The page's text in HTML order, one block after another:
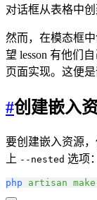
对话框从表格中创
然而，在模态框
望 lesson 有他们
页面实现。这便是
#创建嵌入
要创建嵌入资源
上 --nested 选项：
php artisan